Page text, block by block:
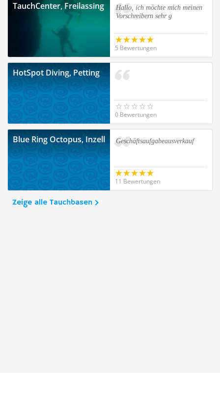
TauchCenter, Freilassing
Hallo, ich möchte mich meinen
Vorschreibern sehr g
5 Bewertungen
HotSpot Diving, Petting
0 Bewertungen
Blue Ring Octopus, Inzell Geschäftsaufgabeausverkauf
11 Bewertungen
Zeige alle Tauchbasen